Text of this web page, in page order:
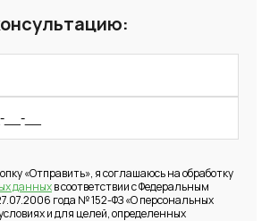
«Отправить», я соглашаюсь на обработку
данныхв соответствии с Федеральным
года № 152-ФЗ «О персональных
и для целей, определенных